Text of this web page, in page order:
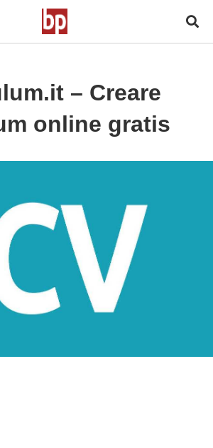
– Creare
online gratis